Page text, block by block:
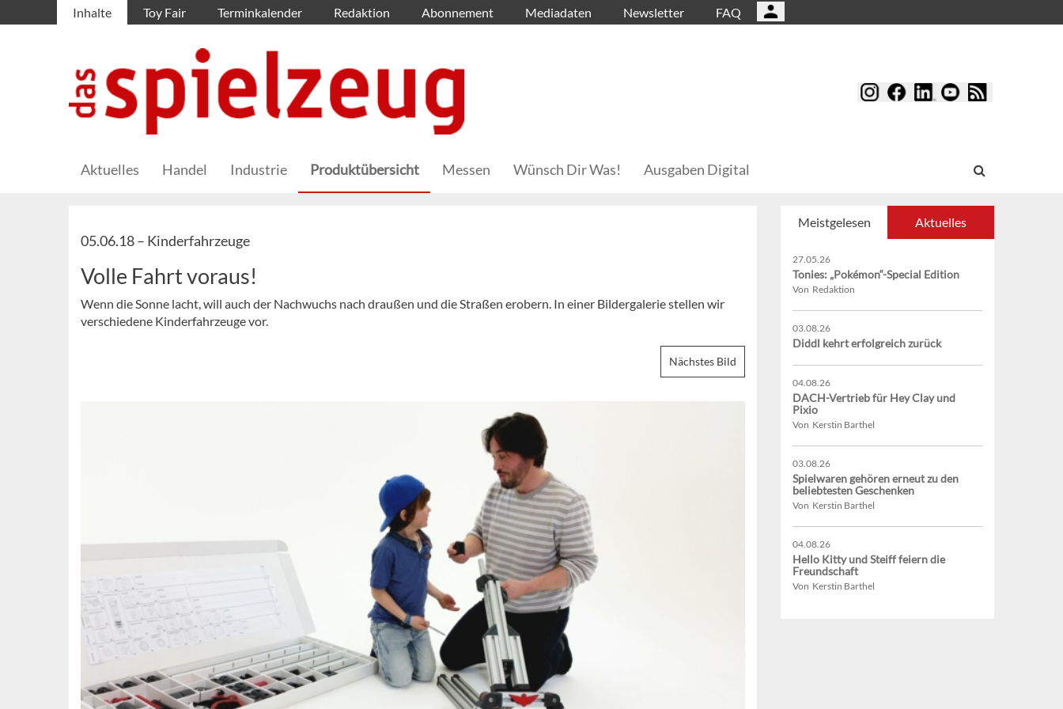
Inhalte Toy Fair Terminkalender Redaktion Abonnement Mediadaten Newsletter FAQ
Aktuelles Handel Industrie Produktübersicht Messen Wünsch Dir Was! Ausgaben Digital
05.06.18 – Kinderfahrzeuge
Volle Fahrt voraus!
Wenn die Sonne lacht, will auch der Nachwuchs nach draußen und die Straßen erobern. In einer Bildergalerie stellen wir
verschiedene Kinderfahrzeuge vor.
Nächstes Bild
Meistgelesen Aktuelles
27.05.26
Tonies: „Pokémon“-Special Edition
Von Redaktion
03.08.26
Diddl kehrt erfolgreich zurück
04.08.26
DACH-Vertrieb für Hey Clay und
Pixio
Von Kerstin Barthel
03.08.26
Spielwaren gehören erneut zu den
beliebtesten Geschenken
Von Kerstin Barthel
04.08.26
Hello Kitty und Steiff feiern die
Freundschaft
Von Kerstin Barthel